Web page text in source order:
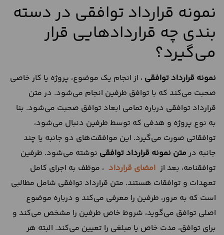
نمونه قرارداد توافقی در دسته
بندی چه قراردادهایی قرار
می‌گیرد؟
نمونه قرارداد توافقی ، از انجام یک موضوع، پروژه یا کار خاصی
صحبت می‌کند که با توافق طرفین انجام می‌شود. در متن
قرارداد توافقی درباره تمامی ابعاد توافق صحبت می‌شود. بنا
به نوع پروژه و هدفی که توسط طرفین دنبال می‌شود،
توافقاتی صورت می‌گیرد. این موافقت‌های دو جانبه یا چند
جانبه در متن نمونه قرارداد توافقی نوشته می‌شود. طرفین
توافقنامه، بعد از امضای قرارداد ، موظف به اجرای کامل
تعهدات و توافقات هستند. متن قرارداد توافقی شامل مطالبی
است که به مرور، طرفین را معرفی می‌کند و درباره موضوع
اصلی توافق می‌گوید، شروط خاص طرفین را مشخص می‌کند و
برای توافق، مدت خاص یا مبلغی را تعیین می‌کند. البته هر